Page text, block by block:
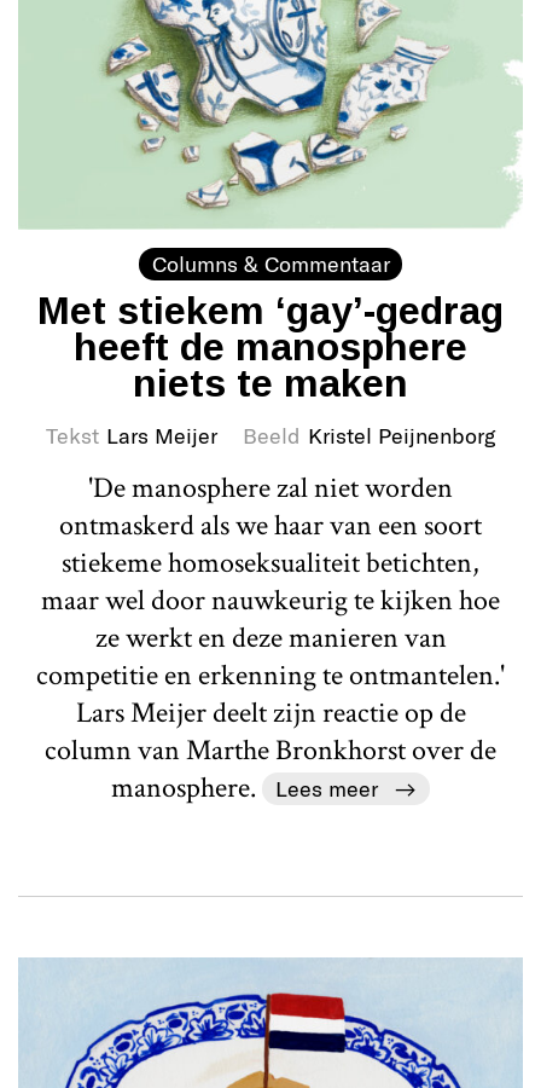
Columns & Commentaar
Met stiekem ‘gay’-gedrag
heeft de manosphere
niets te maken
Tekst Lars Meijer Beeld Kristel Peijnenborg
'De manosphere zal niet worden
ontmaskerd als we haar van een soort
stiekeme homoseksualiteit betichten,
maar wel door nauwkeurig te kijken hoe
ze werkt en deze manieren van
competitie en erkenning te ontmantelen.'
Lars Meijer deelt zijn reactie op de
column van Marthe Bronkhorst over de
manosphere.
Lees meer